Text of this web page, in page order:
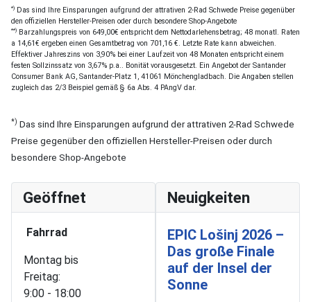
*) Das sind Ihre Einsparungen aufgrund der attrativen 2-Rad Schwede Preise gegenüber
den offiziellen Hersteller-Preisen oder durch besondere Shop-Angebote
**) Barzahlungspreis von 649,00€ entspricht dem Nettodarlehensbetrag; 48 monatl. Raten
a 14,61€ ergeben einen Gesamtbetrag von 701,16 €. Letzte Rate kann abweichen.
Effektiver Jahreszins von 3,90% bei einer Laufzeit von 48 Monaten entspricht einem
festen Sollzinssatz von 3,67% p.a.. Bonität vorausgesetzt. Ein Angebot der Santander
Consumer Bank AG, Santander-Platz 1, 41061 Mönchengladbach. Die Angaben stellen
zugleich das 2/3 Beispiel gemäß § 6a Abs. 4 PAngV dar.
*) Das sind Ihre Einsparungen aufgrund der attrativen 2-Rad Schwede
Preise gegenüber den offiziellen Hersteller-Preisen oder durch
besondere Shop-Angebote
Geöffnet
Fahrrad
Montag bis
Freitag:
9:00 - 18:00
Neuigkeiten
EPIC Lošinj 2026 –
Das große Finale
auf der Insel der
Sonne